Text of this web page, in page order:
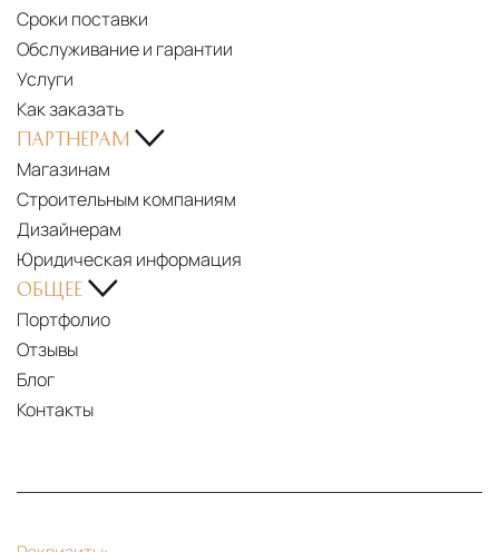
LUXURY
HANDMADE
LIGHTING
FOR
KITCHEN
ISLANDS
BLOSSOM
STOOL
|
HANDMADE
FURNITURE
FOR
CONCEPTUAL
BEDROOM
|
Сроки поставки
Обслуживание и гарантии
Услуги
Как заказать
ПАРТНЕРАМ
Магазинам
Строительным компаниям
Дизайнерам
Юридическая информация
ОБЩЕЕ
Портфолио
Отзывы
Блог
Контакты